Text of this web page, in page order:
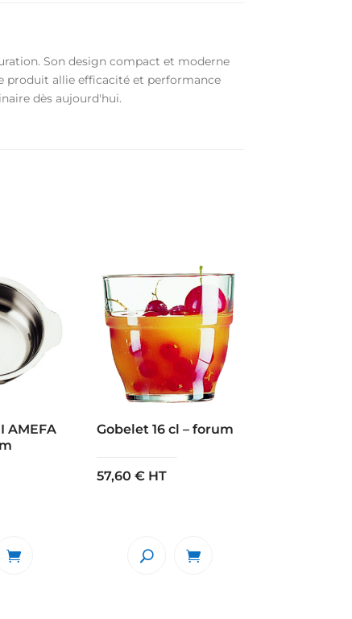
Son design compact et moderne
produit allie efficacité et performance
dès aujourd'hui.
AMEFA
Gobelet 16 cl – forum
57,60 € HT